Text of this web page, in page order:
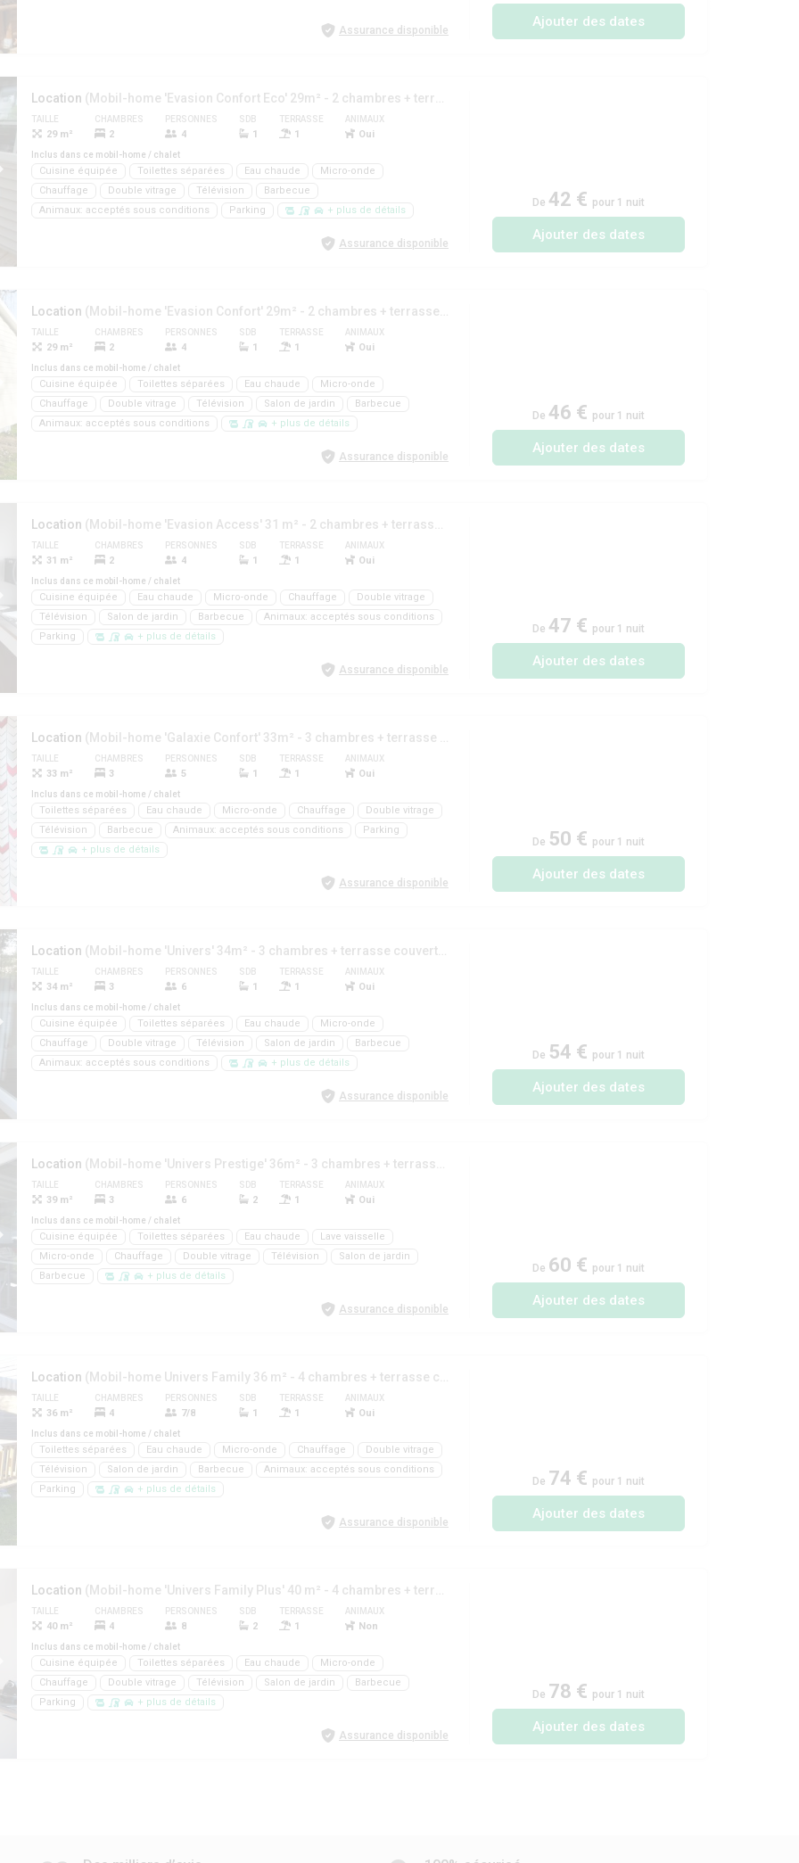
Assurance disponible
Ajouter des dates
Location
TAILLE
29 m²
CHAMBRES
2
PERSONNES
4
SDB
1
TERRASSE
1
ANIMAUX
Oui
Inclus dans ce mobil-home / chalet
Cuisine équipée Toilettes séparées Eau chaude
Micro-onde
Chauffage
Double vitrage Télévision
Barbecue
Animaux: acceptés sous conditions
Parking + plus de détails
Assurance disponible
De 42 € pour 1 nuit
Ajouter des dates
Location
TAILLE
29 m²
CHAMBRES
2
PERSONNES
4
SDB
1
TERRASSE
1
ANIMAUX
Oui
Inclus dans ce mobil-home / chalet
Cuisine équipée Toilettes séparées Eau chaude
Micro-onde
Chauffage
Double vitrage Télévision Salon de jardin
Barbecue
Animaux: acceptés sous conditions
+ plus de détails
Assurance disponible
De 46 € pour 1 nuit
Ajouter des dates
Location
TAILLE
31 m²
CHAMBRES
2
PERSONNES
4
SDB
1
TERRASSE
1
ANIMAUX
Oui
Inclus dans ce mobil-home / chalet
Cuisine équipée Eau chaude Micro-onde Chauffage
Double vitrage
Télévision
Salon de jardin Barbecue
Animaux: acceptés sous conditions
Parking
+ plus de détails
Assurance disponible
De 47 € pour 1 nuit
Ajouter des dates
Location
TAILLE
33 m²
CHAMBRES
3
PERSONNES
5
SDB
1
TERRASSE
1
ANIMAUX
Oui
Inclus dans ce mobil-home / chalet
Toilettes séparées Eau chaude Micro-onde Chauffage
Double vitrage
Télévision
Barbecue Animaux: acceptés sous conditions
Parking
+ plus de détails
Assurance disponible
De 50 € pour 1 nuit
Ajouter des dates
Location
TAILLE
34 m²
CHAMBRES
3
PERSONNES
6
SDB
1
TERRASSE
1
ANIMAUX
Oui
Inclus dans ce mobil-home / chalet
Cuisine équipée Toilettes séparées Eau chaude
Micro-onde
Chauffage
Double vitrage Télévision Salon de jardin
Barbecue
Animaux: acceptés sous conditions
+ plus de détails
Assurance disponible
De 54 € pour 1 nuit
Ajouter des dates
Location
TAILLE
39 m²
CHAMBRES
3
PERSONNES
6
SDB
2
TERRASSE
1
ANIMAUX
Oui
Inclus dans ce mobil-home / chalet
Cuisine équipée Toilettes séparées Eau chaude
Lave vaisselle
Micro-onde
Chauffage Double vitrage Télévision
Salon de jardin
Barbecue
+ plus de détails
Assurance disponible
De 60 € pour 1 nuit
Ajouter des dates
Location
TAILLE
36 m²
CHAMBRES
4
PERSONNES
7/8
SDB
1
TERRASSE
1
ANIMAUX
Oui
Inclus dans ce mobil-home / chalet
Toilettes séparées Eau chaude Micro-onde Chauffage
Double vitrage
Télévision
Salon de jardin Barbecue
Animaux: acceptés sous conditions
Parking
+ plus de détails
Assurance disponible
De 74 € pour 1 nuit
Ajouter des dates
Location
TAILLE
40 m²
CHAMBRES
4
PERSONNES
8
SDB
2
TERRASSE
1
ANIMAUX
Non
Inclus dans ce mobil-home / chalet
Cuisine équipée Toilettes séparées Eau chaude
Micro-onde
Chauffage
Double vitrage Télévision Salon de jardin
Barbecue
Parking
+ plus de détails
Assurance disponible
De 78 € pour 1 nuit
Ajouter des dates